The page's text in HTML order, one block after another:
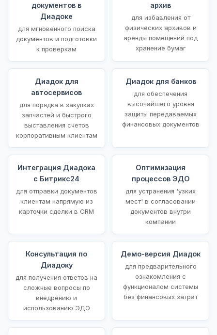
документов в
Диадоке
для мгновенного поиска
документов и подготовки
к проверкам
архив
для избавления от
физических архивов и
аренды помещений под
хранение бумаг
Диадок для
автосервисов
для порядка в закупках
запчастей и быстрого
выставления счетов
корпоративным клиентам
Диадок для банков
для обеспечения
высочайшего уровня
защиты передаваемых
финансовых документов
Интеграция Диадока
с Битрикс24
для отправки документов
клиентам напрямую из
карточки сделки в CRM
Оптимизация
процессов ЭДО
для устранения 'узких
мест' в согласовании
документов внутри
компании
Консультация по
Диадоку
для получения ответов на
сложные вопросы по
внедрению и
использованию ЭДО
Демо-версия Диадок
для предварительного
ознакомления с
функционалом системы
без финансовых затрат